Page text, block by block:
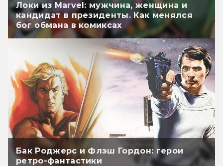
Локи из Marvel: мужчина, женщина и
кандидат в президенты. Как менялся
бог обмана в комиксах
Бак Роджерс и Флэш Гордон: герои
ретро-фантастики